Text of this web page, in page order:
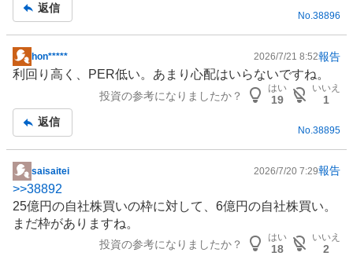
返信
No.38896
掲
示
事
hon***** 2026/7/21 8:52報告
利回り高く、PER低い。あまり心配はいらないですね。
投資の参考になりましたか？
はい
19
いいえ
1
返信
No. 38895
掲
示
板
記
saisaitei 2026/7/20 7:29報告
>>38892
25億円の自社株買いの枠に対して、6億円の自社株買い。
まだ枠がありますね。
投資の参考になりましたか？
はい
18
いいえ
2